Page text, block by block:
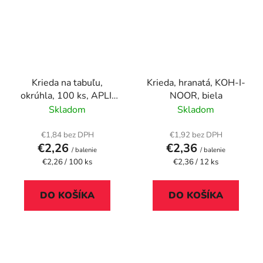
Krieda na tabuľu,
okrúhla, 100 ks, APLI,
biela
Skladom
€1,84 bez DPH
€2,26 / balenie
Jednotková
€2,26 / 100 ks
DO KOŠÍKA
Krieda, hranatá, KOH-I-
NOOR, biela
Skladom
€1,92 bez DPH
€2,36 / balenie
Jednotková
€2,36 / 12 ks
DO KOŠÍKA